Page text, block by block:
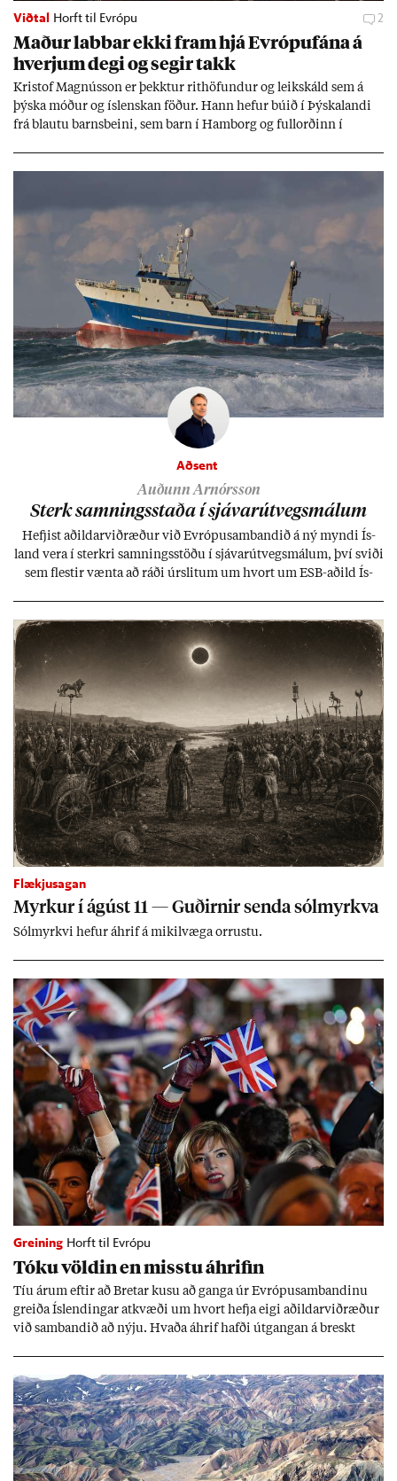
Viðtal Horft til Evrópu 2
Mað­ur labb­ar ekki fram hjá Evr­ópuf­ána á
hverj­um degi og seg­ir takk
Kri­stof Magnús­son er þekkt­ur rit­höf­und­ur og leik­skáld sem á
þýska móð­ur og ís­lensk­an föð­ur. Hann hef­ur bú­ið í Þýskalandi
frá blautu barns­beini, sem barn í Ham­borg og full­orð­inn í
Aðsent
Auðunn Arnórsson
Sterk samn­ings­staða í sjáv­ar­út­vegs­mál­um
Hefj­ist að­ild­ar­við­ræð­ur við Evr­ópu­sam­band­ið á ný myndi Ís­
land vera í sterkri samn­ings­stöðu í sjáv­ar­út­vegs­mál­um, því sviði
sem flest­ir vænta að ráði úr­slit­um um hvort um ESB-að­ild Ís­
kerfi, en sveigj­an­leiki til lausna er um­tals­verð­ur.
Flækjusagan
Myrk­ur í ág­úst 11 — Guð­irn­ir senda sól­myrkva
Sól­myrkvi hef­ur áhrif á mik­il­væga orr­ustu.
Greining Horft til Evrópu
Tóku völd­in en misstu áhrif­in
Tíu ár­um eft­ir að Bret­ar kusu að ganga úr Evr­ópu­sam­band­inu
greiða Ís­lend­ing­ar at­kvæði um hvort hefja eigi að­ild­ar­við­ræð­ur
við sam­band­ið að nýju. Hvaða áhrif hafði út­gang­an á breskt